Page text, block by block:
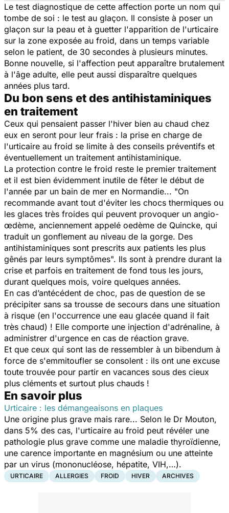
Le test diagnostique de cette affection porte un nom qui
tombe de soi : le test au glaçon. Il consiste à poser un
glaçon sur la peau et à guetter l'apparition de l'urticaire
sur la zone exposée au froid, dans un temps variable
selon le patient, de 30 secondes à plusieurs minutes.
Bonne nouvelle, si l'affection peut apparaître brutalement
à l'âge adulte, elle peut aussi disparaître quelques
années plus tard.
Du bon sens et des antihistaminiques
en traitement
Ceux qui pensaient passer l'hiver bien au chaud chez
eux en seront pour leur frais : la prise en charge de
l'urticaire au froid se limite à des conseils préventifs et
éventuellement un traitement antihistaminique.
La protection contre le froid reste le premier traitement
et il est bien évidemment inutile de fêter le début de
l'année par un bain de mer en Normandie... "On
recommande avant tout d'éviter les chocs thermiques ou
les glaces très froides qui peuvent provoquer un angio-
œdème, anciennement appelé oedème de Quincke, qui
traduit un gonflement au niveau de la gorge. Des
antihistaminiques sont prescrits aux patients les plus
gênés par leurs symptômes". Ils sont à prendre durant la
crise et parfois en traitement de fond tous les jours,
durant quelques mois, voire quelques années.
En cas d’antécédent de choc, pas de question de se
précipiter sans sa trousse de secours dans une situation
à risque (en l'occurrence une eau glacée quand il fait
très chaud) ! Elle comporte une injection d'adrénaline, à
administrer d'urgence en cas de réaction grave.
Et que ceux qui sont las de ressembler à un bibendum à
force de s'emmitoufler se consolent : ils ont une excuse
toute trouvée pour partir en vacances sous des cieux
plus cléments et surtout plus chauds !
En savoir plus
Urticaire : les démangeaisons en plaques
Une origine plus grave mais rare... Selon le Dr Mouton,
dans 5% des cas, l'urticaire au froid peut révéler une
pathologie plus grave comme une maladie thyroïdienne,
une carence importante en magnésium ou une atteinte
par un virus (mononucléose, hépatite, VIH,…).
URTICAIRE ALLERGIES FROID HIVER ARCHIVES